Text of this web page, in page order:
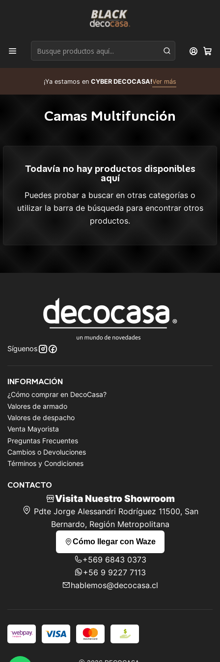
¡Ya estamos en CYBER DECOCASA!Ver más
Camas Multifunción
Todavía no hay productos disponibles
aquí
Puedes probar a buscar en otras categorías o
utilizar la barra de búsqueda para encontrar otros
productos.
Síguenos
INFORMACIÓN
¿Cómo comprar en DecoCasa?
Valores de armado
Valores de despacho
Venta Mayorista
Preguntas Frecuentes
Cambios o Devoluciones
Términos y Condiciones
CONTACTO
Visita Nuestro Showroom
Pdte Jorge Alessandri Rodríguez 11500, San
Bernardo, Región Metropolitana
Cómo llegar con Waze
+569 6843 0373
+56 9 9227 7113
hablemos@decocasa.cl